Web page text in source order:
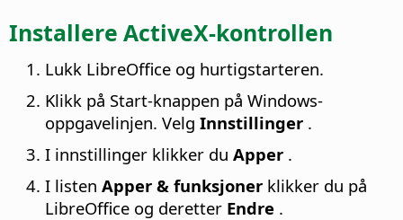
Installere ActiveX-kontrollen
Lukk LibreOffice og hurtigstarteren.
Klikk på Start-knappen på Windows-
oppgavelinjen. Velg Innstillinger .
I innstillinger klikker du Apper .
I listen Apper & funksjoner klikker du på
LibreOffice og deretter Endre .